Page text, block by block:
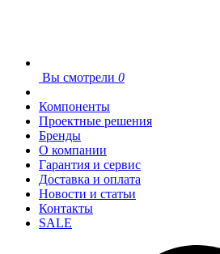
Вы смотрели 0
Компоненты
Проектные решения
Бренды
О компании
Гарантия и сервис
Доставка и оплата
Новости и статьи
Контакты
SALE